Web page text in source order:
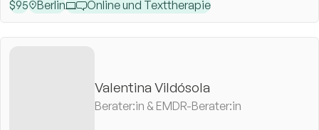
$95 Berlin Online und Texttherapie
Valentina Vildósola
Berater:in & EMDR-Berater:in